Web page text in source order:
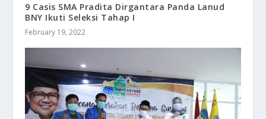
9 Casis SMA Pradita Dirgantara Panda Lanud
BNY Ikuti Seleksi Tahap I
February 19, 2022